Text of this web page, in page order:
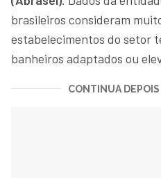
brasileiros consideram
estabelecimentos do setor
banheiros adaptados ou
CONTINUA